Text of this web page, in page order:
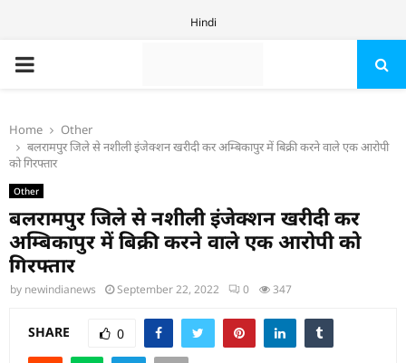
Hindi
PRIMARY
Home
Other
बलरामपुर जिले से नशीली इंजेक्शन खरीदी कर अम्बिकापुर में बिक्री करने वाले एक आरोपी
को गिरफ्तार
Other
बलरामपुर जिले से नशीली इंजेक्शन खरीदी कर
अम्बिकापुर में बिक्री करने वाले एक आरोपी को
गिरफ्तार
by newindianews September 22, 2022 0 347
SHARE 0